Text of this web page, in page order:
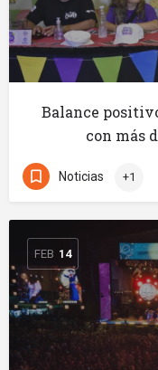
Balance
con más
Noticias +1
FEB 14